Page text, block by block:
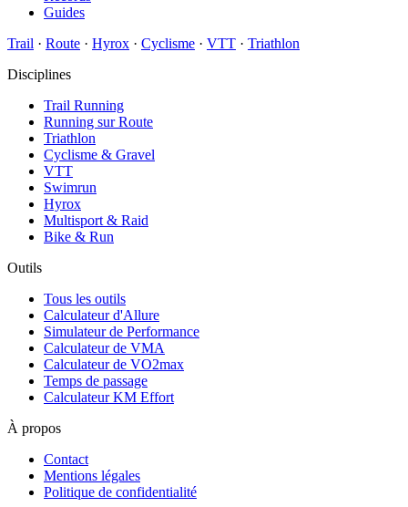
Guides
Trail · Route · Hyrox · Cyclisme · VTT · Triathlon
Disciplines
Trail Running
Running sur Route
Triathlon
Cyclisme & Gravel
VTT
Swimrun
Hyrox
Multisport & Raid
Bike & Run
Outils
Tous les outils
Calculateur d'Allure
Simulateur de Performance
Calculateur de VMA
Calculateur de VO2max
Temps de passage
Calculateur KM Effort
À propos
Contact
Mentions légales
Politique de confidentialité